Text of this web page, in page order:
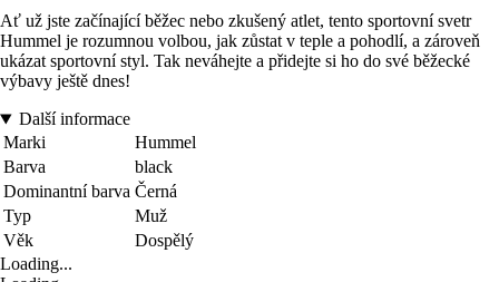
Ať už jste začínající běžec nebo zkušený atlet, tento sportovní svetr
Hummel je rozumnou volbou, jak zůstat v teple a pohodlí, a zároveň
ukázat sportovní styl. Tak neváhejte a přidejte si ho do své běžecké
výbavy ještě dnes!
Další informace
Marki
Hummel
Barva
black
Dominantní barva Černá
Typ
Muž
Věk
Dospělý
Loading...